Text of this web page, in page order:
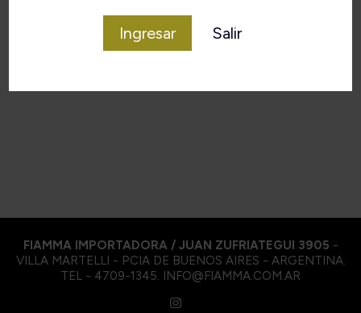
Ingresar Salir
FIAMMA IMPORTADORA / JUAN ZUFRIATEGUI 3905 -
VILLA MARTELLI - PCIA DE BUENOS AIRES - ARGENTINA.
TEL - 4709-1345. INFO@FIAMMA.COM.AR